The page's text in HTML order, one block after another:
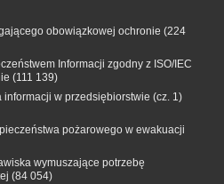
obowiązkowej ochronie (224
Informacji zgodny z ISO/IEC
(111 139)
w przedsiębiorstwie (cz. 1)
pożarowego w ewakuacji
wymuszające potrzebę
(84 054)